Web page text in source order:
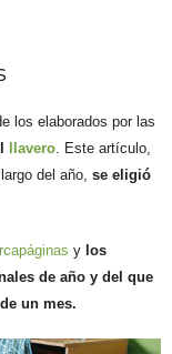
los elaborados por las
llavero. Este artículo,
del año, se eligió
y los
de año y del que
un mes.